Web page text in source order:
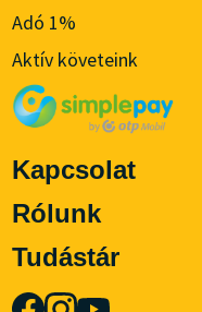
Adó 1%
Aktív követeink
Kapcsolat
Rólunk
Tudástár